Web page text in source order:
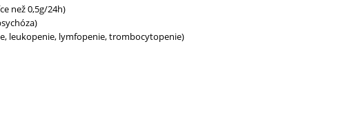
než 0,5g/24h)
leukopenie, lymfopenie, trombocytopenie)